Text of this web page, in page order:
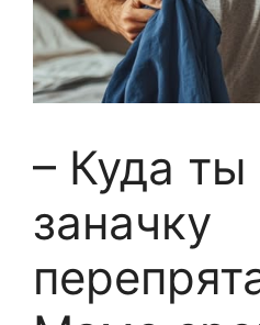
– Куда
заначку